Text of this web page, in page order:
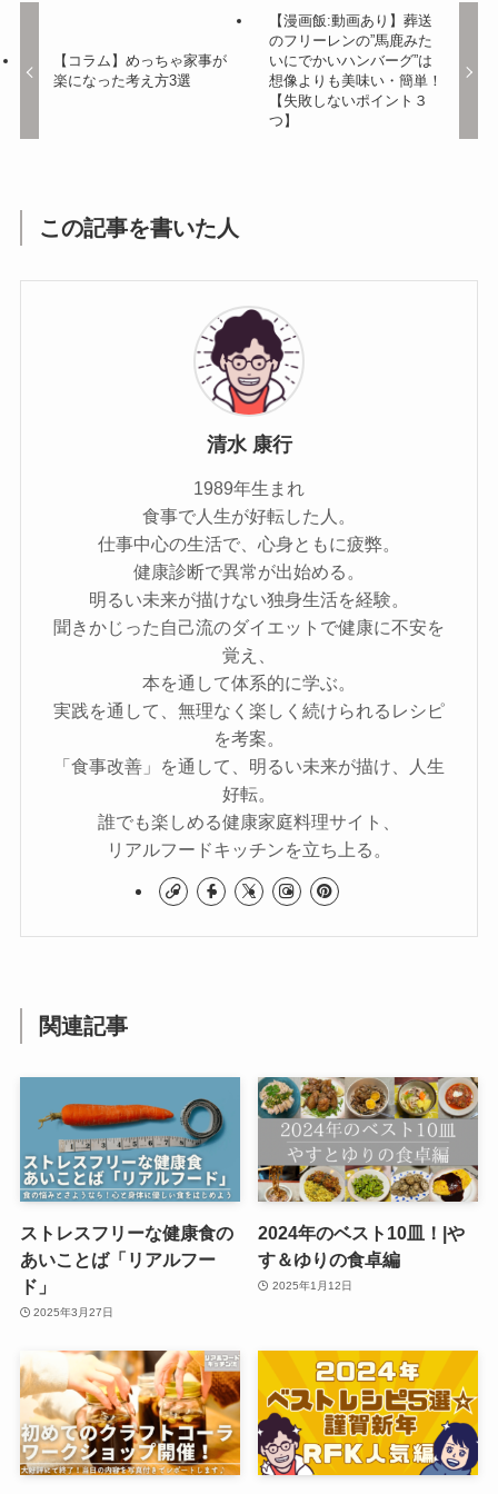
【コラム】めっちゃ家事が
楽になった考え方3選
【漫画飯:動画あり】葬送
のフリーレンの”馬鹿みた
いにでかいハンバーグ”は
想像よりも美味い・簡単！
【失敗しないポイント３
つ】
この記事を書いた人
清水 康行
1989年生まれ
食事で人生が好転した人。
仕事中心の生活で、心身ともに疲弊。
健康診断で異常が出始める。
明るい未来が描けない独身生活を経験。
聞きかじった自己流のダイエットで健康に不安を
覚え、
本を通して体系的に学ぶ。
実践を通して、無理なく楽しく続けられるレシピ
を考案。
「食事改善」を通して、明るい未来が描け、人生
好転。
誰でも楽しめる健康家庭料理サイト、
リアルフードキッチンを立ち上る。
関連記事
ストレスフリーな健康食の
あいことば「リアルフー
ド」
2025年3月27日
2024年のベスト10皿！|や
す＆ゆりの食卓編
2025年1月12日